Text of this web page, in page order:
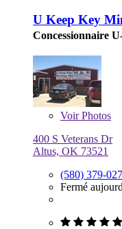
U Keep Key
Concessionnaire
VoirPhotos
400 S Veterans Dr
Altus, OK 73521
(580) 379-
Fermé